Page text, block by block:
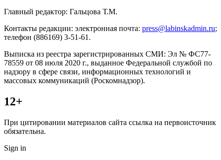
Главный редактор: Гальцова Т.М.
Контакты редакции: электронная почта: press@labinskadmin.ru;
телефон (886169) 3-51-61.
Выписка из реестра зарегистрированных СМИ: Эл № ФС77-
78559 от 08 июля 2020 г., выданное Федеральной службой по
надзору в сфере связи, информационных технологий и
массовых коммуникаций (Роскомнадзор).
12+
При цитировании материалов сайта ссылка на первоисточник
обязательна.
Sign in